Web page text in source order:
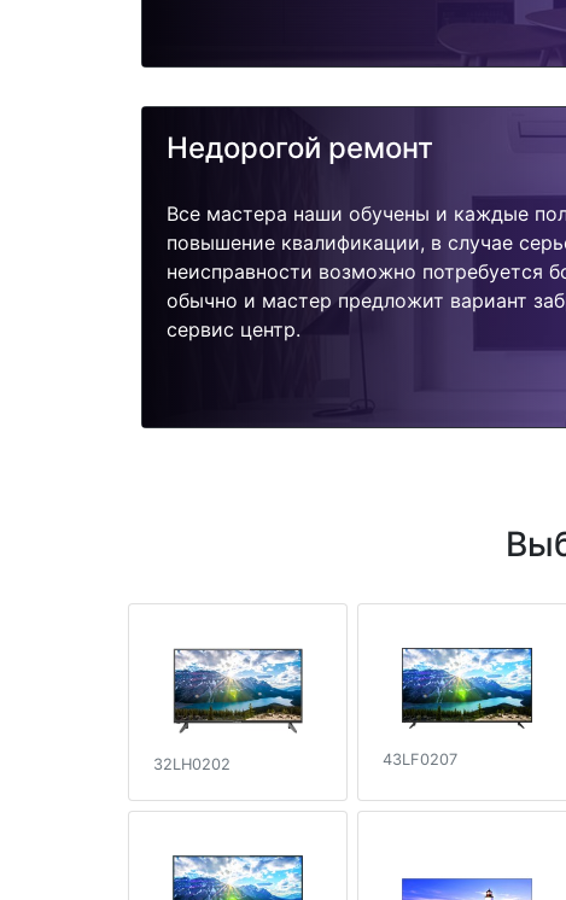
Недорогой ремонт
Все мастера наши обучены и каждые
повышение квалификации, в случае
неисправности возможно потребуется
обычно и мастер предложит вариант
сервис центр.
32LH0202 43LF0207